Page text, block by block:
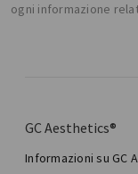
ogni informazione
GC Aesthetics®
Informazioni su GC